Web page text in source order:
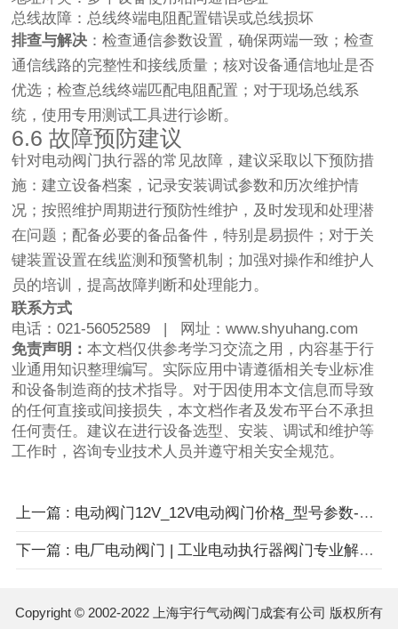
总线故障：总线终端电阻配置错误或总线损坏
排查与解决 ：检查通信参数设置，确保两端一致；检查
通信线路的完整性和接线质量；核对设备通信地址是否
优选；检查总线终端匹配电阻配置；对于现场总线系
统，使用专用测试工具进行诊断。
6.6 故障预防建议
针对电动阀门执行器的常见故障，建议采取以下预防措
施：建立设备档案，记录安装调试参数和历次维护情
况；按照维护周期进行预防性维护，及时发现和处理潜
在问题；配备必要的备品备件，特别是易损件；对于关
键装置设置在线监测和预警机制；加强对操作和维护人
员的培训，提高故障判断和处理能力。
联系方式
电话：021-56052589 | 网址：www.shyuhang.com
免责声明：本文档仅供参考学习交流之用，内容基于行
业通用知识整理编写。实际应用中请遵循相关专业标准
和设备制造商的技术指导。对于因使用本文信息而导致
的任何直接或间接损失，本文档作者及发布平台不承担
任何责任。建议在进行设备选型、安装、调试和维护等
工作时，咨询专业技术人员并遵守相关安全规范。
上一篇 : 电动阀门12V_12V电动阀门价格_型号参数-专业供应商
下一篇 : 电厂电动阀门 | 工业电动执行器阀门专业解决方案
Copyright © 2002-2022 上海宇行气动阀门成套有公司 版权所有